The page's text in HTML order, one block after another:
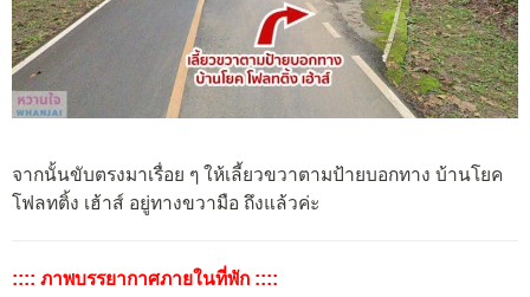
จากนั้นขับตรงมาเรื่อย ๆ ให้เลี้ยวขวาตามป้ายบอกทาง บ้านโยค
โฟลทติ้ง เฮ้าส์ อยู่ทางขวามือ ถึงแล้วค่ะ
:::: ภาพบรรยากาศภายในที่พัก ::::